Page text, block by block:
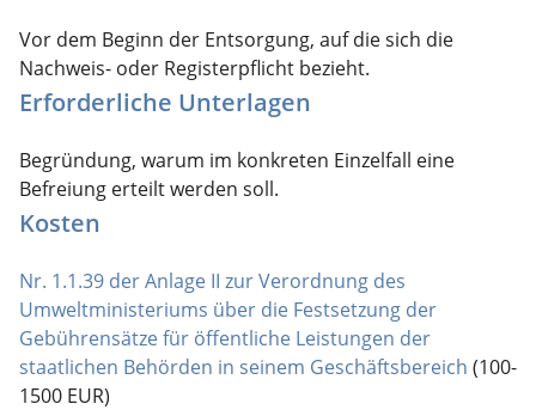
Vor dem Beginn der Entsorgung, auf die sich die
Nachweis- oder Registerpflicht bezieht.
Erforderliche Unterlagen
Begründung, warum im konkreten Einzelfall eine
Befreiung erteilt werden soll.
Kosten
Nr. 1.1.39 der Anlage II zur Verordnung des
Umweltministeriums über die Festsetzung der
Gebührensätze für öffentliche Leistungen der
staatlichen Behörden in seinem Geschäftsbereich (100-
1500 EUR)